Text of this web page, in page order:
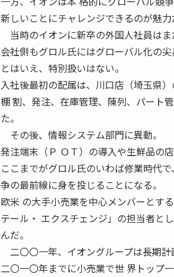
新しいことにチャレンジできるのが魅力
当時のイオンに新卒の外国人社員はま
会社側もグロル氏にはグローバル化の尖
とはいえ、特別扱いはない。
入社後最初の配属は、川口店（埼玉県
棚 割、発注、在庫管理、陳列、パート
た。
その後、情報システム部門に異動。
発注端末（Ｐ ＯＴ）の導入や生鮮品の
ここまでがグロル氏のいわば修業時代
争の最前線に身を投じることになる。
欧米 の大手小売業を中心メンバーとす
テール・ エクスチェンジ」の担当者と
んだ。
二〇〇一年、イオングループは長期計
二〇一〇年までに小売業で世 界トップ